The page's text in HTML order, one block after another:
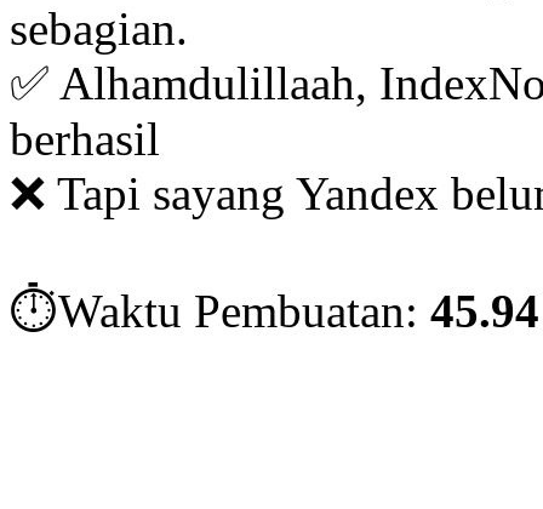
sebagian.
✅ Alhamdulillaah,
berhasil
❌ Tapi sayang Yandex
⏱️Waktu Pembuatan: 45.94